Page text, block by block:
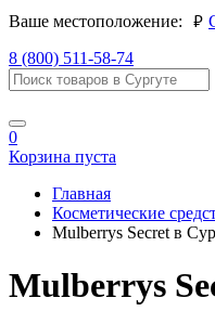
Ваше местоположение:
руб.
8 (800) 511-58-74
0
Корзина пуста
Главная
Косметические
Mulberrys Secret в
Mulberrys